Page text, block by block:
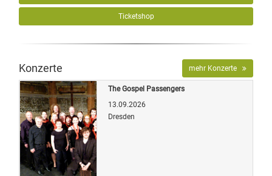
Ticketshop
Konzerte mehr Konzerte
The Gospel Passengers
13.09.2026
Dresden